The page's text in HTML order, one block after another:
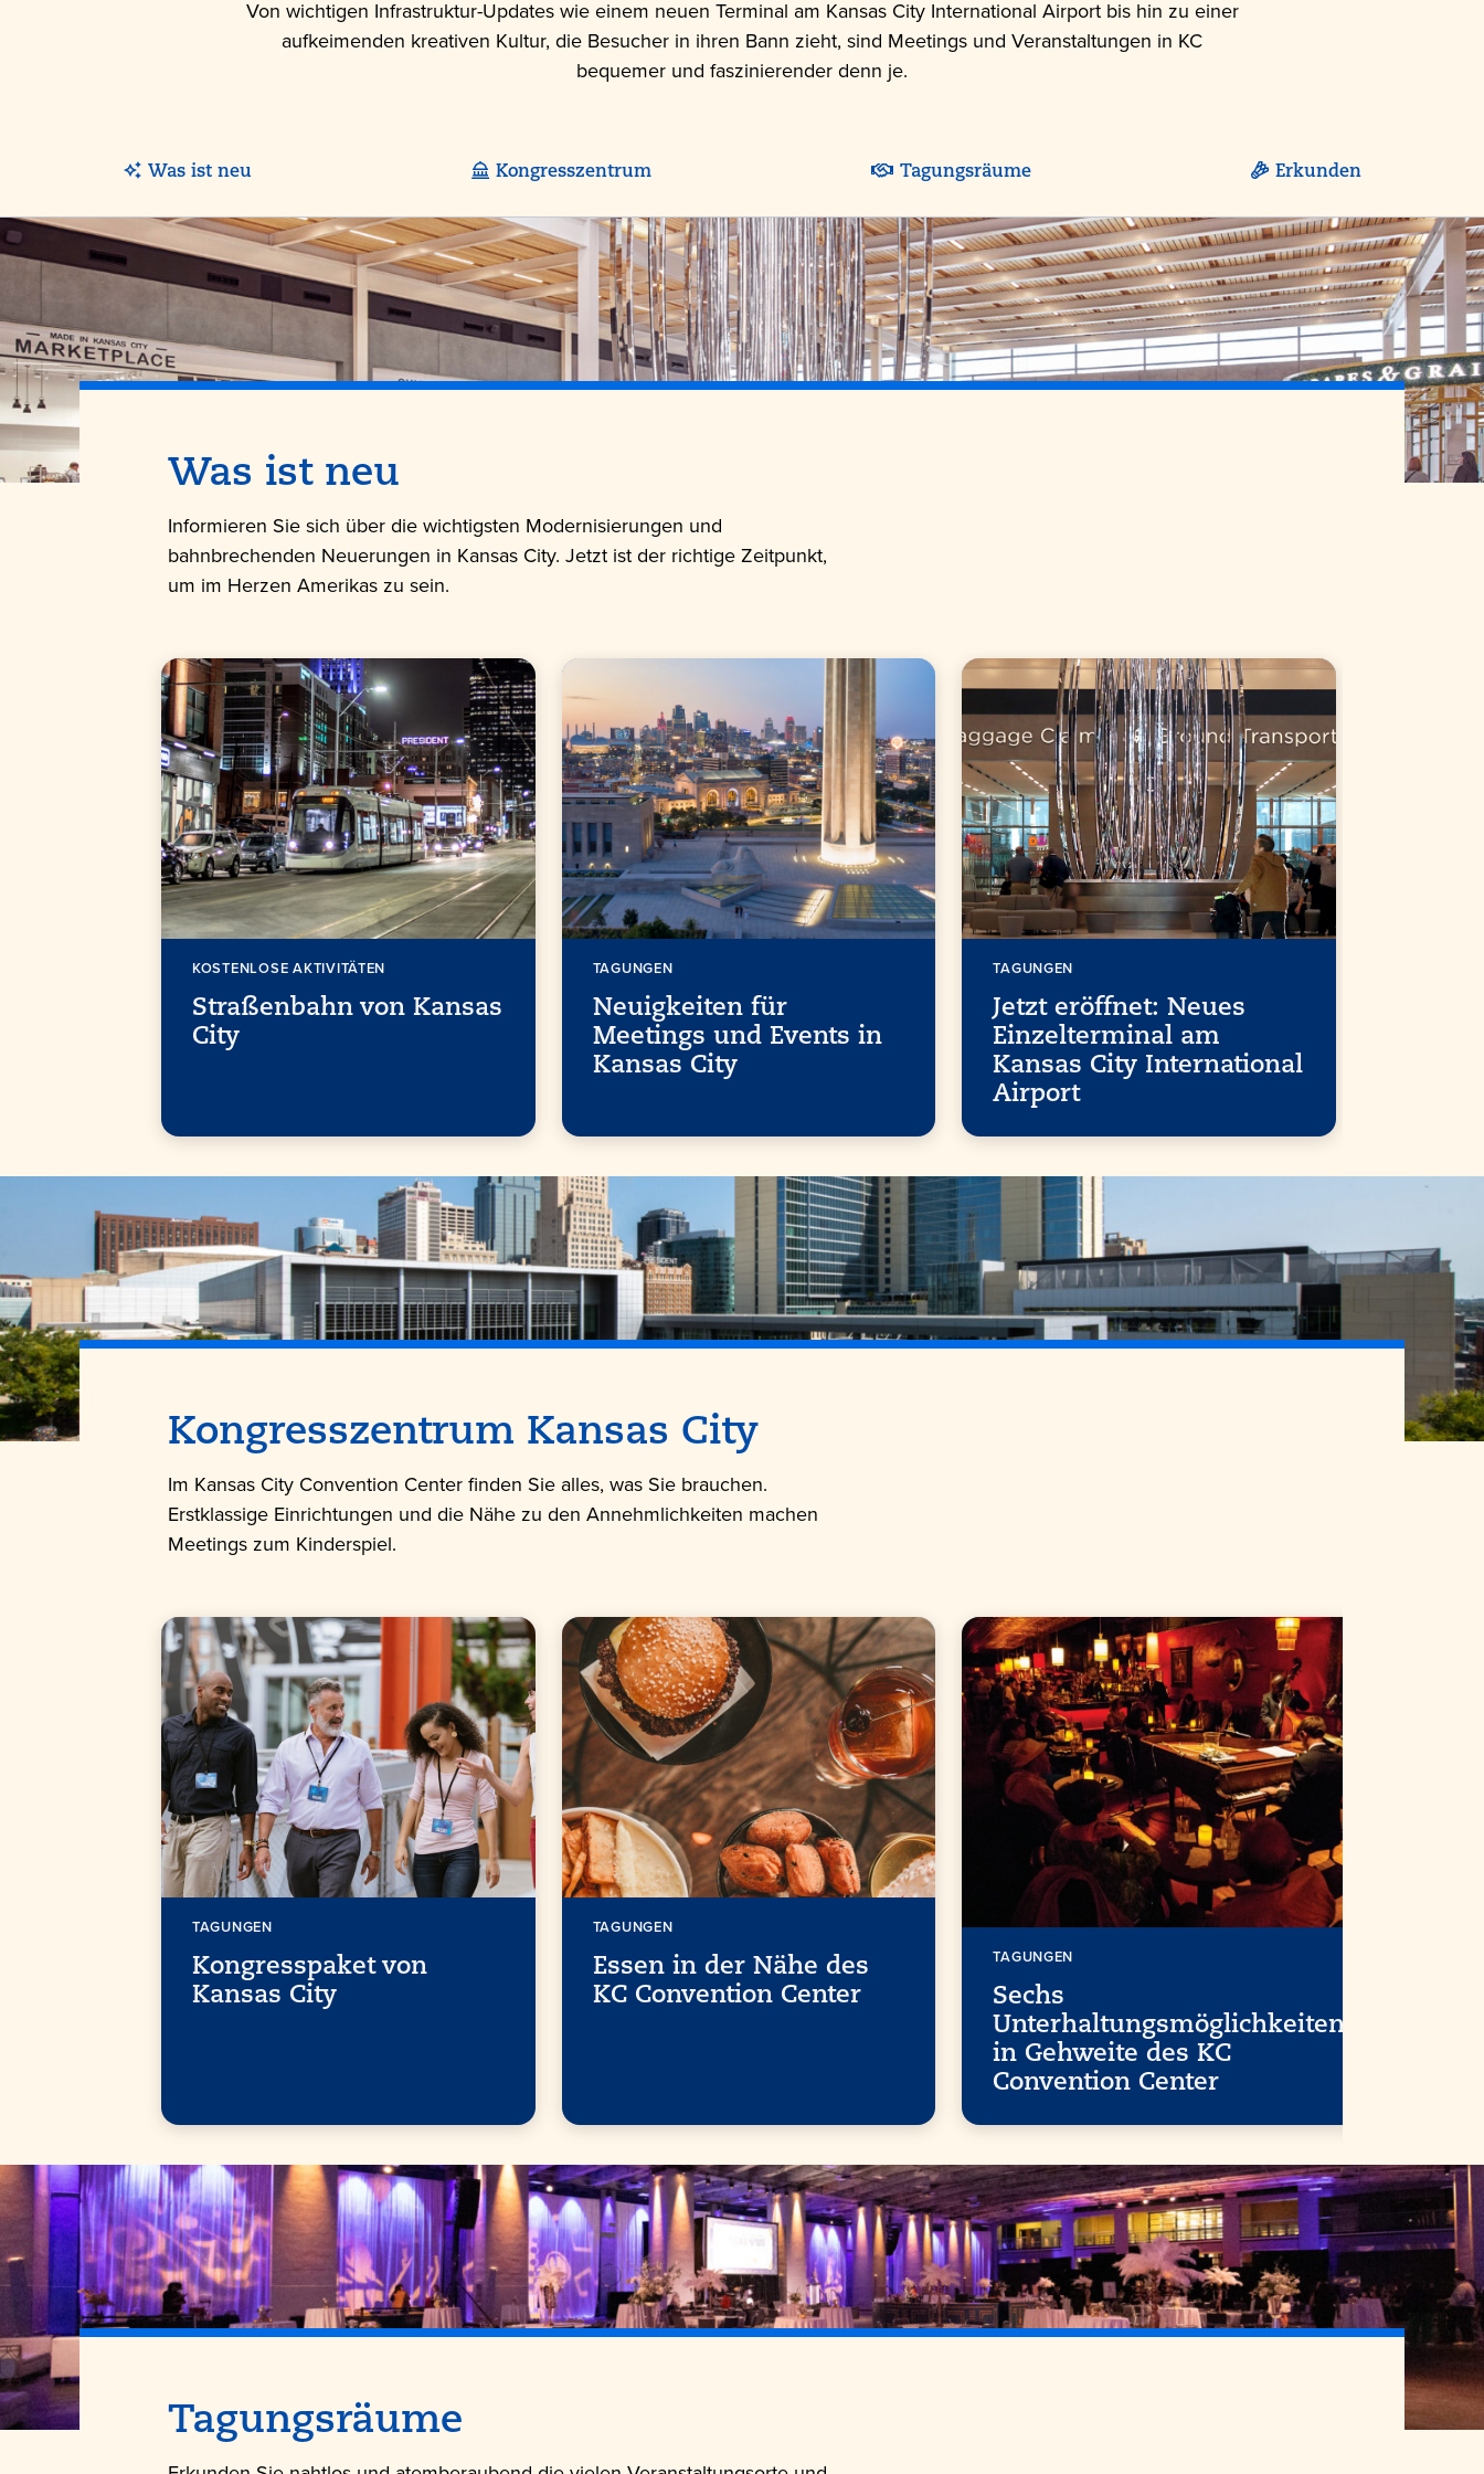
Von wichtigen Infrastruktur-Updates wie einem neuen Terminal am Kansas City International Airport bis hin zu einer
aufkeimenden kreativen Kultur, die Besucher in ihren Bann zieht, sind Meetings und Veranstaltungen in KC
bequemer und faszinierender denn je.
Was ist neu Kongresszentrum Tagungsräume Erkunden
Was ist neu
Informieren Sie sich über die wichtigsten Modernisierungen und
bahnbrechenden Neuerungen in Kansas City. Jetzt ist der richtige Zeitpunkt,
um im Herzen Amerikas zu sein.
KOSTENLOSE AKTIVITÄTEN
Straßenbahn von Kansas
City
TAGUNGEN
Neuigkeiten für
Meetings und Events in
Kansas City
TAGUNGEN
Jetzt eröffnet: Neues
Einzelterminal am
Kansas City International
Airport
Kongresszentrum Kansas City
Im Kansas City Convention Center finden Sie alles, was Sie brauchen.
Erstklassige Einrichtungen und die Nähe zu den Annehmlichkeiten machen
Meetings zum Kinderspiel.
TAGUNGEN
Kongresspaket von
Kansas City
TAGUNGEN
Essen in der Nähe des
KC Convention Center
TAGUNGEN
Sechs
Unterhaltungsmöglichkeiten
in Gehweite des KC
Convention Center
Tagungsräume